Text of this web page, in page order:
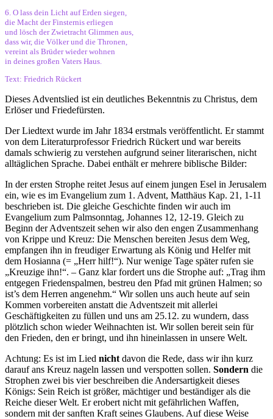
6. O lass dein Licht auf Erden siegen,
die Macht der Finsternis erliegen
und lösch der Zwietracht Glimmen aus,
dass wir, die Völker und die Thronen,
vereint als Brüder wieder wohnen
in deines großen Vaters Haus.
Text: Friedrich Rückert
Dieses Adventslied ist ein deutliches Bekenntnis zu Christus, dem
Erlöser und Friedefürsten.
Der Liedtext wurde im Jahr 1834 erstmals veröffentlicht. Er stammt
von dem Literaturprofessor Friedrich Rückert und war bereits
damals schwierig zu verstehen aufgrund seiner literarischen, nicht
alltäglichen Sprache. Dabei enthält er mehrere biblische Bilder:
In der ersten Strophe reitet Jesus auf einem jungen Esel in Jerusalem
ein, wie es im Evangelium zum 1. Advent, Matthäus Kap. 21, 1-11
beschrieben ist. Die gleiche Geschichte finden wir auch im
Evangelium zum Palmsonntag, Johannes 12, 12-19. Gleich zu
Beginn der Adventszeit sehen wir also den engen Zusammenhang
von Krippe und Kreuz: Die Menschen bereiten Jesus dem Weg,
empfangen ihn in freudiger Erwartung als König und Helfer mit
dem Hosianna (= „Herr hilf!“). Nur wenige Tage später rufen sie
„Kreuzige ihn!“. – Ganz klar fordert uns die Strophe auf: „Trag ihm
entgegen Friedenspalmen, bestreu den Pfad mit grünen Halmen; so
ist’s dem Herren angenehm.“ Wir sollen uns auch heute auf sein
Kommen vorbereiten anstatt die Adventszeit mit allerlei
Geschäftigkeiten zu füllen und uns am 25.12. zu wundern, dass
plötzlich schon wieder Weihnachten ist. Wir sollen bereit sein für
den Frieden, den er bringt, und ihn hineinlassen in unsere Welt.
Achtung: Es ist im Lied nicht davon die Rede, dass wir ihn kurz
darauf ans Kreuz nageln lassen und verspotten sollen. Sondern die
Strophen zwei bis vier beschreiben die Andersartigkeit dieses
Königs: Sein Reich ist größer, mächtiger und beständiger als die
Reiche dieser Welt. Er erobert nicht mit gefährlichen Waffen,
sondern mit der sanften Kraft seines Glaubens. Auf diese Weise